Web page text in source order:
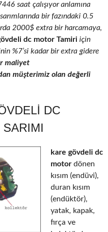
saat çalışıyor anlamına
sarımlarında bir fazındaki 0.5
2000$ extra bir harcamaya,
dc motor Tamiri için
%7’si kadar bir extra gidere
maliyet
müşterimiz olan değerli
DC
kare gövdeli dc
motor dönen
kısım (endüvi),
duran kısım
(endüktör),
yatak, kapak,
fırça ve